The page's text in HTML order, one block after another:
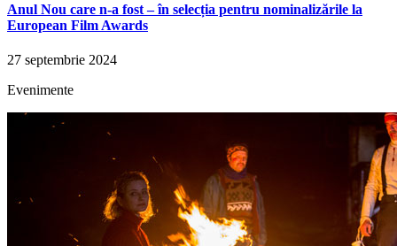
Anul Nou care n-a fost – în selecția pentru nominalizările la
European Film Awards
27 septembrie 2024
Evenimente